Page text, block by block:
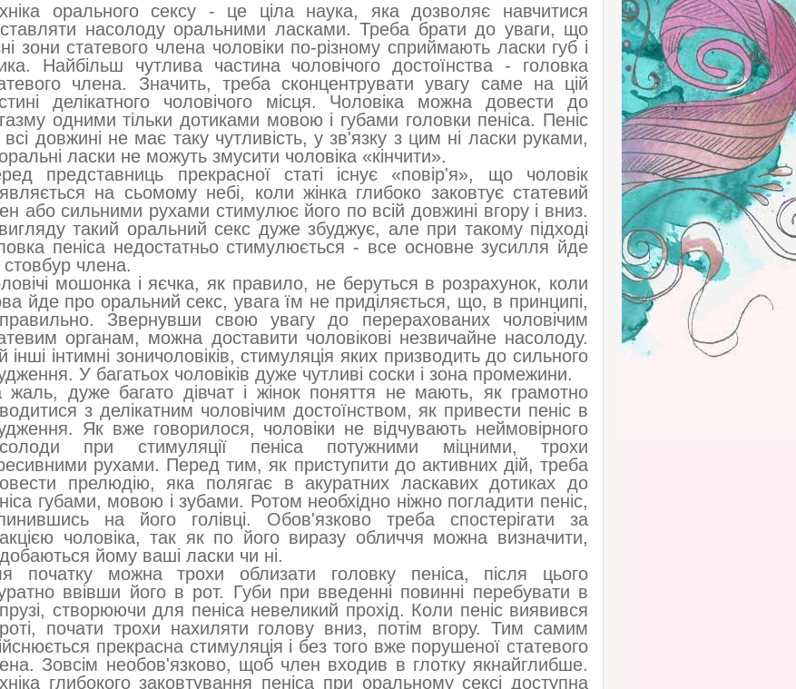
орального сексу - це ціла наука, яка дозволяє навчитися
насолоду оральними ласками. Треба брати до уваги, що
зони статевого члена чоловіки по-різному сприймають ласки губ і
Найбільш чутлива частина чоловічого достоїнства - головка
члена. Значить, треба сконцентрувати увагу саме на цій
делікатного чоловічого місця. Чоловіка можна довести до
одними тільки дотиками мовою і губами головки пеніса. Пеніс
всі довжині не має таку чутливість, у зв'язку з цим ні ласки руками,
ласки не можуть змусити чоловіка «кінчити».
представниць прекрасної статі існує «повір'я», що чоловік
на сьомому небі, коли жінка глибоко заковтує статевий
або сильними рухами стимулює його по всій довжині вгору і вниз.
такий оральний секс дуже збуджує, але при такому підході
пеніса недостатньо стимулюється - все основне зусилля йде
стовбур члена.
мошонка і яєчка, як правило, не беруться в розрахунок, коли
йде про оральний секс, увага їм не приділяється, що, в принципі,
Звернувши свою увагу до перерахованих чоловічим
органам, можна доставити чоловікові незвичайне насолоду.
інші інтимні зоничоловіків, стимуляція яких призводить до сильного
У багатьох чоловіків дуже чутливі соски і зона промежини.
жаль, дуже багато дівчат і жінок поняття не мають, як грамотно
з делікатним чоловічим достоїнством, як привести пеніс в
Як вже говорилося, чоловіки не відчувають неймовірного
при стимуляції пеніса потужними міцними, трохи
рухами. Перед тим, як приступити до активних дій, треба
прелюдію, яка полягає в акуратних ласкавих дотиках до
губами, мовою і зубами. Ротом необхідно ніжно погладити пеніс,
на його голівці. Обов'язково треба спостерігати за
чоловіка, так як по його виразу обличчя можна визначити,
йому ваші ласки чи ні.
початку можна трохи облизати головку пеніса, після цього
ввівши його в рот. Губи при введенні повинні перебувати в
створюючи для пеніса невеликий прохід. Коли пеніс виявився
почати трохи нахиляти голову вниз, потім вгору. Тим самим
прекрасна стимуляція і без того вже порушеної статевого
Зовсім необов'язково, щоб член входив в глотку якнайглибше.
глибокого заковтування пеніса при оральному сексі доступна